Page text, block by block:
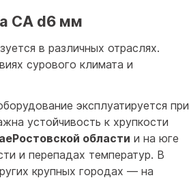
СА d6 мм
в различных отраслях.
сурового климата и
эксплуатируется при
устойчивость к хрупкости
области и на юге
и перепадах температур. В
крупных городах — на